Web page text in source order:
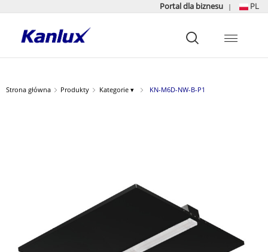
Portal dla biznesu | PL
główna
Strona główna Produkty Kategorie ▾ KN-M6D-NW-B-P1